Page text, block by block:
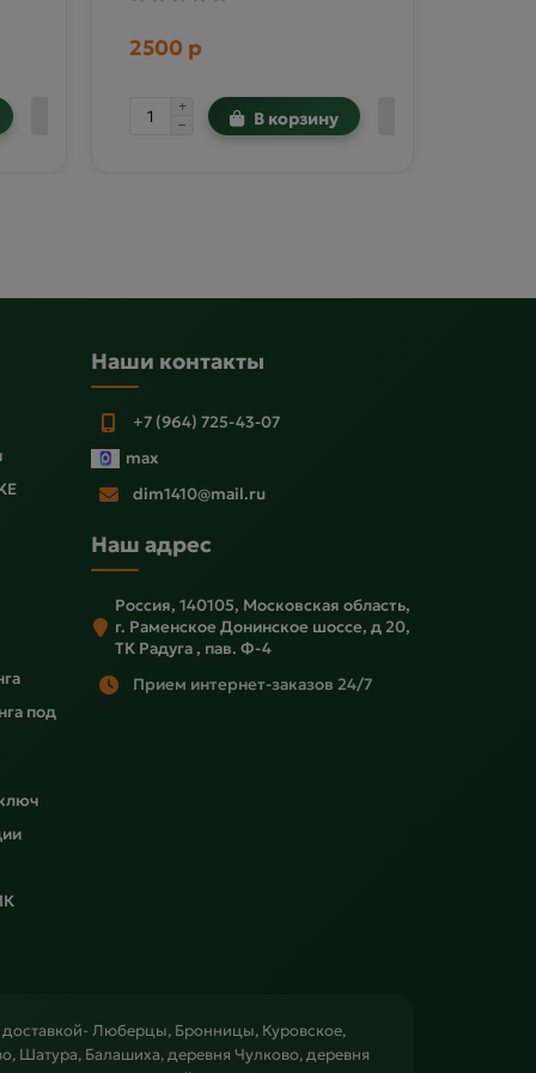
2500 р
В корзину
под
Наши контакты
+7 (964) 725-43-07
max
dim1410@mail.ru
Наш адрес
Россия, 140105, Московская область,
г. Раменское Донинское шоссе, д 20,
ТК Радуга , пав. Ф-4
Прием интернет-заказов 24/7
доставкой- Люберцы, Бронницы, Куровское,
Шатура, Балашиха, деревня Чулково, деревня